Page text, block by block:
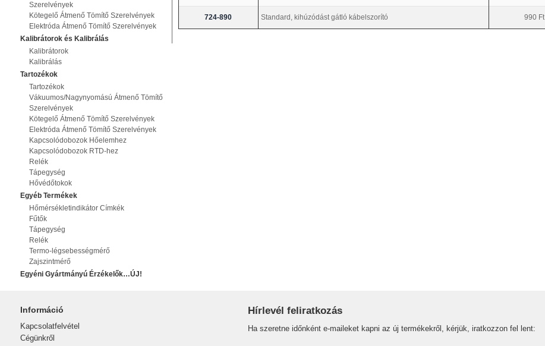
Szerelvények
Kötegelő Átmenő Tömítő Szerelvények
Elektróda Átmenő Tömítő Szerelvények
Kalibrátorok és Kalibrálás
Kalibrátorok
Kalibrálás
Tartozékok
Tartozékok
Vákuumos/Nagynyomású Átmenő Tömítő
Szerelvények
Kötegelő Átmenő Tömítő Szerelvények
Elektróda Átmenő Tömítő Szerelvények
Kapcsolódobozok Hőelemhez
Kapcsolódobozok RTD-hez
Relék
Tápegység
Hővédőtokok
Egyéb Termékek
Hőmérsékletindikátor Címkék
Fűtők
Tápegység
Relék
Termo-légsebességmérő
Zajszintmérő
Egyéni Gyártmányú Érzékelők…ÚJ!
724-890 Standard, kihúzódást gátló kábelszorító 990 Ft
Információ
Kapcsolatfelvétel
Cégünkről
Hírlevél feliratkozás
Ha szeretne időnként e-maileket kapni az új termékekről, kérjük, iratkozzon fel lent: